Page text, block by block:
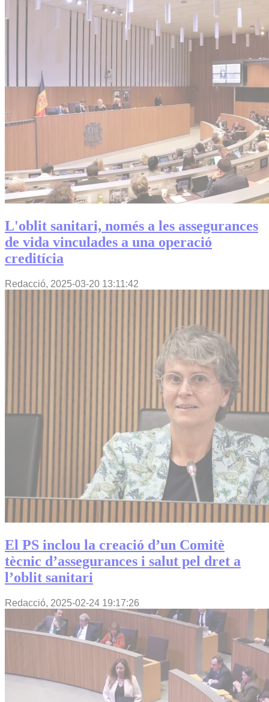
L'oblit sanitari, només a les assegurances
de vida vinculades a una operació
creditícia
Redacció, 2025-03-20 13:11:42
El PS inclou la creació d’un Comitè
tècnic d’assegurances i salut pel dret a
l’oblit sanitari
Redacció, 2025-02-24 19:17:26